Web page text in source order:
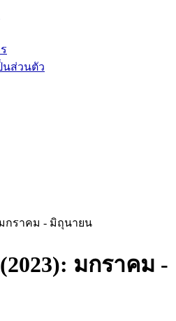
นส่วนตัว
กราคม - มิถุนายน
มกราคม -